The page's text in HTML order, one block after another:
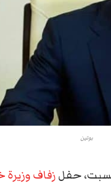
بوتين
حفلزفافوزيرة